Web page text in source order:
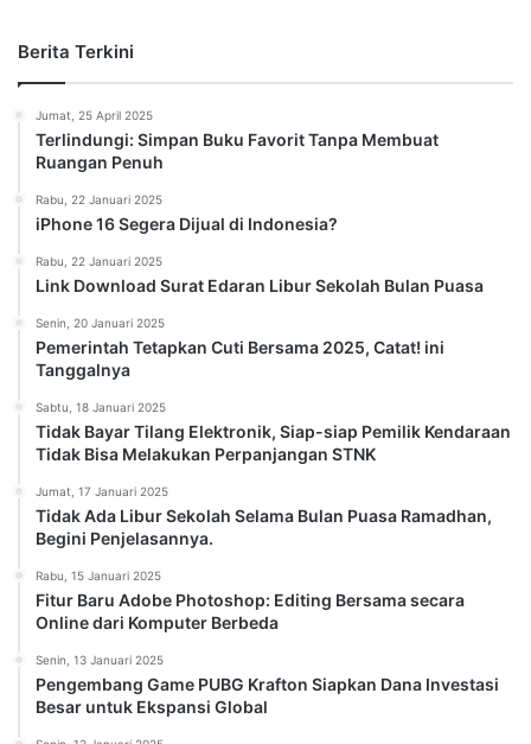
Berita Terkini
Jumat, 25 April 2025
Terlindungi: Simpan Buku Favorit Tanpa Membuat
Ruangan Penuh
Rabu, 22 Januari 2025
iPhone 16 Segera Dijual di Indonesia?
Rabu, 22 Januari 2025
Link Download Surat Edaran Libur Sekolah Bulan Puasa
Senin, 20 Januari 2025
Pemerintah Tetapkan Cuti Bersama 2025, Catat! ini
Tanggalnya
Sabtu, 18 Januari 2025
Tidak Bayar Tilang Elektronik, Siap-siap Pemilik Kendaraan
Tidak Bisa Melakukan Perpanjangan STNK
Jumat, 17 Januari 2025
Tidak Ada Libur Sekolah Selama Bulan Puasa Ramadhan,
Begini Penjelasannya.
Rabu, 15 Januari 2025
Fitur Baru Adobe Photoshop: Editing Bersama secara
Online dari Komputer Berbeda
Senin, 13 Januari 2025
Pengembang Game PUBG Krafton Siapkan Dana Investasi
Besar untuk Ekspansi Global